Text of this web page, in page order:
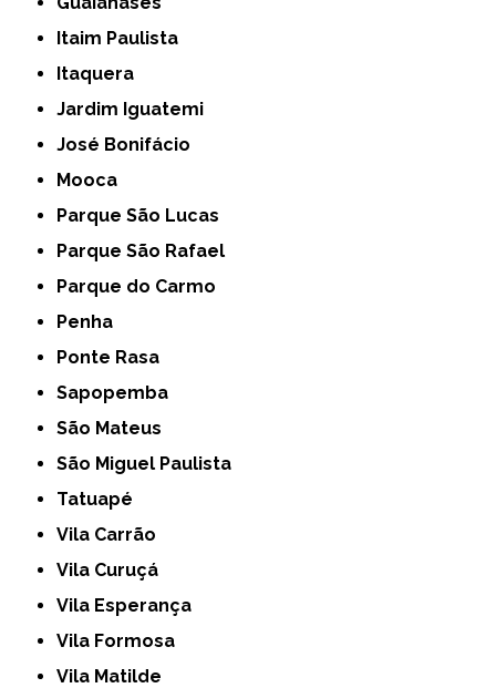
Itaim Paulista
Itaquera
Jardim Iguatemi
José Bonifácio
Mooca
Parque São Lucas
Parque São Rafael
Parque do Carmo
Penha
Ponte Rasa
Sapopemba
São Mateus
São Miguel Paulista
Tatuapé
Vila Carrão
Vila Curuçá
Vila Esperança
Vila Formosa
Vila Matilde